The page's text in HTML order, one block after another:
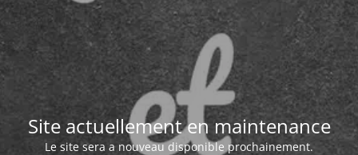
Site actuellement en maintenance
Le site sera a nouveau disponible prochainement.